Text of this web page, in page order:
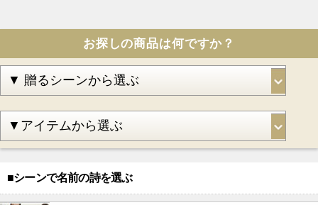
お探しの商品は何ですか？
■シーンで名前の詩を選ぶ